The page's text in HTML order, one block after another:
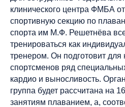
клинического центра ФМБА
спортивную секцию по
спорта им М.Ф. Решетнёва
тренироваться как
тренером. Он подготовит
спортсменов ряд
кардио и выносливость.
группа будет рассчитана на
занятиям плаванием, а,